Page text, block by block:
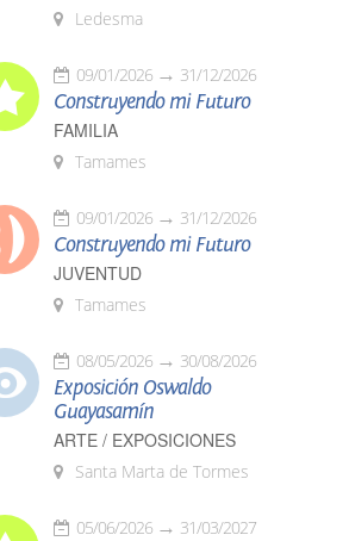
Ledesma
09/01/2026 31/12/2026
Construyendo mi Futuro
FAMILIA
Tamames
09/01/2026 31/12/2026
Construyendo mi Futuro
JUVENTUD
Tamames
08/05/2026 30/08/2026
Exposición Oswaldo
Guayasamín
ARTE / EXPOSICIONES
Santa Marta de Tormes
05/06/2026 31/03/2027